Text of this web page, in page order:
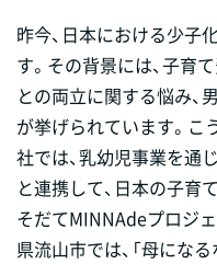
昨今、日本における少子
す。その背景には、子育
との両立に関する悩み、
が挙げられています。こ
社では、乳幼児事業を通
と連携して、日本の子育
そだてMINNAdeプロジ
県流山市では、「母になる